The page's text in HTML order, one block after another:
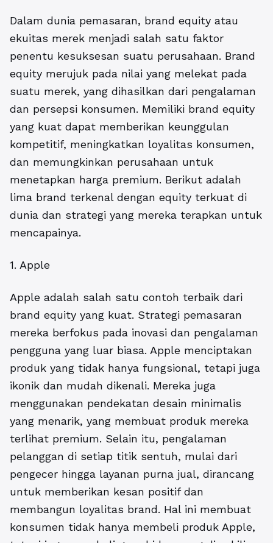
Dalam dunia pemasaran, brand equity atau
ekuitas merek menjadi salah satu faktor
penentu kesuksesan suatu perusahaan. Brand
equity merujuk pada nilai yang melekat pada
suatu merek, yang dihasilkan dari pengalaman
dan persepsi konsumen. Memiliki brand equity
yang kuat dapat memberikan keunggulan
kompetitif, meningkatkan loyalitas konsumen,
dan memungkinkan perusahaan untuk
menetapkan harga premium. Berikut adalah
lima brand terkenal dengan equity terkuat di
dunia dan strategi yang mereka terapkan untuk
mencapainya.
1. Apple
Apple adalah salah satu contoh terbaik dari
brand equity yang kuat. Strategi pemasaran
mereka berfokus pada inovasi dan pengalaman
pengguna yang luar biasa. Apple menciptakan
produk yang tidak hanya fungsional, tetapi juga
ikonik dan mudah dikenali. Mereka juga
menggunakan pendekatan desain minimalis
yang menarik, yang membuat produk mereka
terlihat premium. Selain itu, pengalaman
pelanggan di setiap titik sentuh, mulai dari
pengecer hingga layanan purna jual, dirancang
untuk memberikan kesan positif dan
membangun loyalitas brand. Hal ini membuat
konsumen tidak hanya membeli produk Apple,